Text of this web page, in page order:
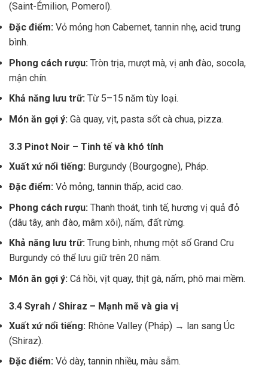
(Saint-Émilion, Pomerol).
Đặc điểm: Vỏ mỏng hơn Cabernet, tannin nhẹ, acid trung
bình.
Phong cách rượu: Tròn trịa, mượt mà, vị anh đào, socola,
mận chín.
Khả năng lưu trữ: Từ 5–15 năm tùy loại.
Món ăn gợi ý: Gà quay, vịt, pasta sốt cà chua, pizza.
3.3 Pinot Noir – Tinh tế và khó tính
Xuất xứ nổi tiếng: Burgundy (Bourgogne), Pháp.
Đặc điểm: Vỏ mỏng, tannin thấp, acid cao.
Phong cách rượu: Thanh thoát, tinh tế, hương vị quả đỏ
(dâu tây, anh đào, mâm xôi), nấm, đất rừng.
Khả năng lưu trữ: Trung bình, nhưng một số Grand Cru
Burgundy có thể lưu giữ trên 20 năm.
Món ăn gợi ý: Cá hồi, vịt quay, thịt gà, nấm, phô mai mềm.
3.4 Syrah / Shiraz – Mạnh mẽ và gia vị
Xuất xứ nổi tiếng: Rhône Valley (Pháp) → lan sang Úc
(Shiraz).
Đặc điểm: Vỏ dày, tannin nhiều, màu sẫm.